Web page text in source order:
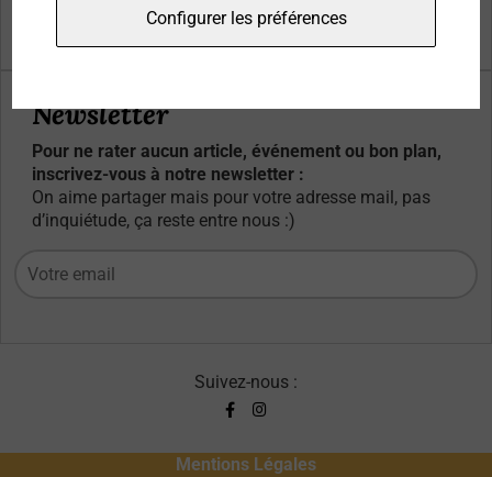
Newsletter
Pour ne rater aucun article, événement ou bon plan,
inscrivez-vous à notre newsletter :
On aime partager mais pour votre adresse mail, pas
d’inquiétude, ça reste entre nous :)
Suivez-nous :
Mentions Légales
Configurer les préférences